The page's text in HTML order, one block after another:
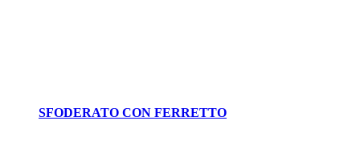
SFODERATO CON FERRETTO